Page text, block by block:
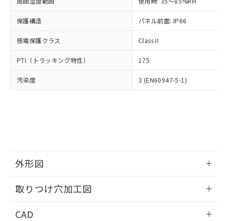
保護構造 パネル前面: IP66
感電保護クラス Class II
PTI（トラッキング特性） 175
汚染度 3 (EN60947-5-1)
外形図
取りつけ穴加工図
CAD
オムロン制御機器販売店や当社販売拠
販売ネットワーク
」をご確認
在庫状況および標準価格結果を当社の
事前の承諾なく第三者に漏洩または開
示しないようお願いします。
マイパーツ機能（部品リスト作成サー
ビス）をご利用いただくには、I-Web
品・サービスに関するお客様との取
の共同利用に関して"
用者の範囲」に記載されている法人を
適用除外項目は除く。
フタル酸エステル類の４物質については閾値を超える意
図的な使用がないことを確認しています。
部品在庫の切り替え状況などにより、予定
月が前後することがあります。
EU RoHS指令（10物質）の非含有証明書
51物質の非含有証明書（当社基準）
※本証明書は発行日時点で非含有を証明す
「ｅ」：有害物質（10物質）のすべてが基
準値以下であることを示します。
「10」：通常の使用状況下において有害物
質が外部に漏えいし、環境に深刻な影響を
及ぼさない年数を意味します。
ル、化学兵器、生物兵器またはその他
武器並びにこれらの製造装置等に一切
当社は、貴社製品を第三者に販売する
場合は、上記1、2および3の内容を当
該第三者に通知します。また当社は、
販売先および販売に係わる関係者が違
法に輸出するおそれがある場合は、取
り引きをいたしません。
在庫なし(最新の在庫状況につ
いては、お客様のお取引先、ま
たはお客様担当のオムロン制御
機器販売店・当社販売員にご確
受注生産機種、また在庫状況の
情報を公開していない機種